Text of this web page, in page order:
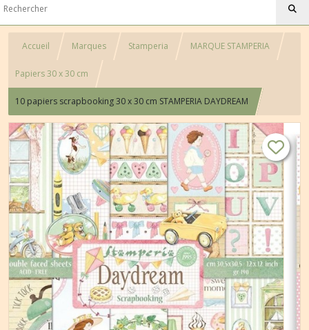
Accueil Marques Stamperia MARQUE STAMPERIA
Papiers 30 x 30 cm
10 papiers scrapbooking 30 x 30 cm STAMPERIA DAYDREAM